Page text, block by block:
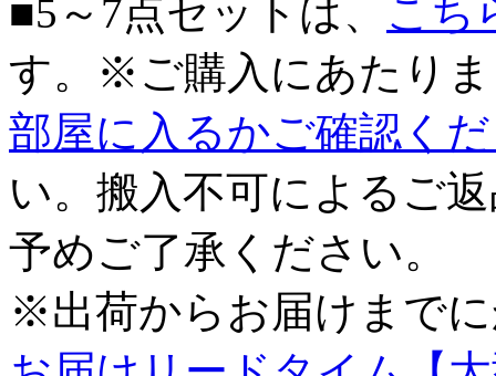
■5～7点セットは、 こち
す。※ご購入にあたり
部屋に入るかご確認く
い。搬入不可によるご
予めご了承ください。
※出荷からお届けまで